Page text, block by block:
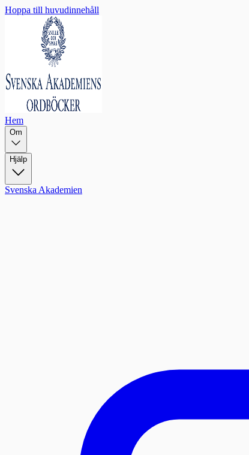
Hoppa till huvudinnehåll
Hem
Om
Hjälp
Svenska Akademien